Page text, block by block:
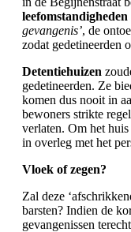
gevangenis’, de
zodat gedetineerden
Detentiehuizen
gedetineerden. Ze
komen dus nooit in
bewoners strikte
verlaten. Om het
in overleg met het
Vloek of zegen?
Zal deze
barsten? Indien de
gevangenissen